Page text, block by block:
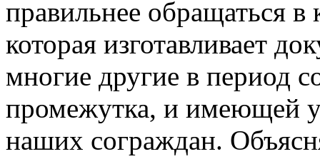
правильнее обращаться
которая изготавливает
многие другие в период
промежутка, и имеющей
наших сограждан.